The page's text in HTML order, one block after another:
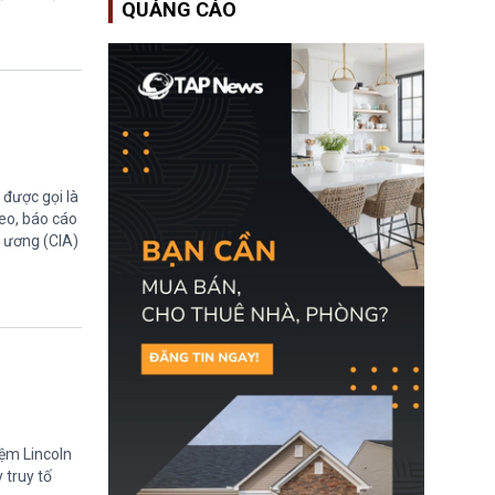
gọi là
báo cáo
(CIA)
Lincoln
truy tố
quy chế cư trú hậu
Brexit “do nhầm lẫn”.
Động thái này làm dấy
lên lo ngại về việc thực
thi Thỏa thuận Rút khỏi
Liên minh châu Âu
(Withdrawal
Agreement).
QUẢNG CÁO